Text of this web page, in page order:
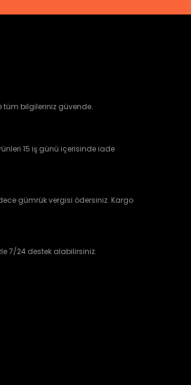
tüm bilgileriniz güvende.
15 iş günü içerisinde iade
gümrük vergisi ödersiniz. Kargo
7/24 destek alabilirsiniz.